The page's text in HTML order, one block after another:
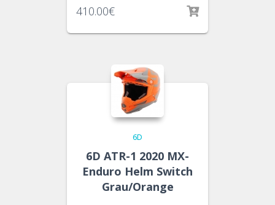
410.00€
6D
6D ATR-1 2020 MX-
Enduro Helm Switch
Grau/Orange